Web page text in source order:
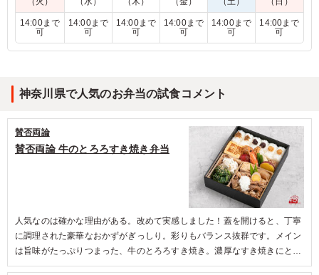
お楽しみください。
こだわりの梅だれをかければ、あっという間に完食間違いなし
です。
写真での見た目以上にボリュームもあり、男子学生の胃袋
り、それぞれのおかずごとに味の変化があり、最後まで飽
きずに美味しく食べられました。また、冷めていても美味
しいのも高評価です。また利用したいと思います。
14:00まで
可
14:00まで
可
14:00まで
可
14:00まで
可
14:00まで
可
14:00まで
可
神奈川県で人気のお弁当の試食コメント
賛否両論 牛のとろろすき焼き弁当
賛否両論
人気なのは確かな理由がある。改めて実感しました！蓋を開けると、丁寧
に調理された豪華なおかずがぎっしり。彩りもバランス抜群です。メイン
は旨味がたっぷりつまった、牛のとろろすき焼き。濃厚なすき焼きにとろ
ろのみずみずしさが加わり、お箸が止まりません。人気のつくねは、口の